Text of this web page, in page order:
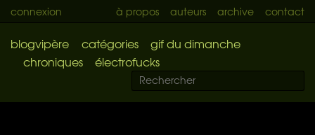
connexion à propos auteurs archive contact
blogvipère catégories
gif du dimanche
chroniques
électrofucks